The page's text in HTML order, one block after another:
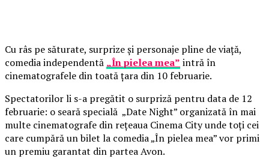
Cu râs pe săturate, surprize și personaje pline de viață,
comedia independentă „În pielea mea” intră în
cinematografele din toată țara din 10 februarie.
Spectatorilor li s-a pregătit o surpriză pentru data de 12
februarie: o seară specială „Date Night” organizată în mai
multe cinematografe din rețeaua Cinema City unde toți cei
care cumpără un bilet la comedia „În pielea mea” vor primi
un premiu garantat din partea Avon.